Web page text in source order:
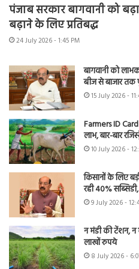
पंजाब सरकार बागवानी को
बढ़ाने के लिए प्रतिबद्ध
24 July 2026 - 1:45 PM
बागवानी को
बीज से बाजार तक
15 July 2026 -
Farmers ID
लाभ, बार-बार
10 July 2026 -
किसानों के लिए
रही 40%
9 July 2026 -
न मंडी की टेंशन,
लाखों रुपये
8 July 2026 -